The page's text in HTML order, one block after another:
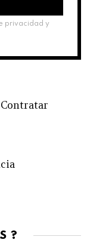
privacidad y